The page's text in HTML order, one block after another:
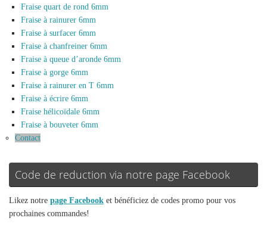
Fraise quart de rond 6mm
Fraise à rainurer 6mm
Fraise à surfacer 6mm
Fraise à chanfreiner 6mm
Fraise à queue d’aronde 6mm
Fraise à gorge 6mm
Fraise à rainurer en T 6mm
Fraise à écrire 6mm
Fraise hélicoïdale 6mm
Fraise à bouveter 6mm
Contact
Code de reduction via notre page Facebook
Likez notre page Facebook et bénéficiez de codes promo pour vos
prochaines commandes!